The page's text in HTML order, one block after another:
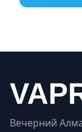
Вечерний